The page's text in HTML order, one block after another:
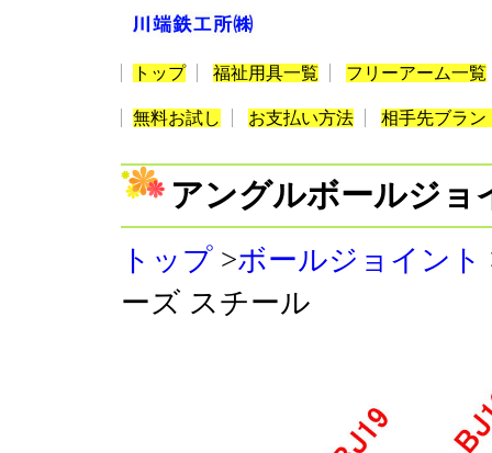
トップ 福祉用具一覧 フリーアーム一覧
無料お試し お支払い方法 相手先ブラン
アングルボールジョ
トップ >ボールジョイント
ーズ スチール